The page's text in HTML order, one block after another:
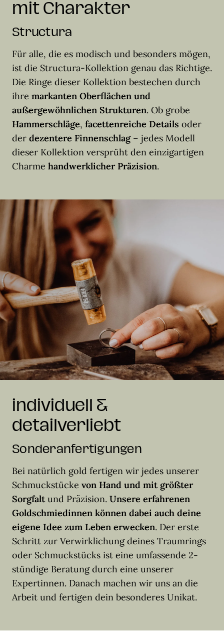
mit Charakter
Structura
Für alle, die es modisch und besonders mögen,
ist die Structura-Kollektion genau das Richtige.
Die Ringe dieser Kollektion bestechen durch
ihre markanten Oberflächen und
außergewöhnlichen Strukturen. Ob grobe
Hammerschläge, facettenreiche Details oder
der dezentere Finnenschlag– jedes Modell
dieser Kollektion versprüht den einzigartigen
Charme handwerklicher Präzision.
individuell &
detailverliebt
Sonderanfertigungen
Bei natürlich gold fertigen wir jedes unserer
Schmuckstücke von Hand und mit größter
Sorgfaltund Präzision. Unsere erfahrenen
Goldschmiedinnen können dabei auch deine
eigene Idee zum Leben erwecken. Der erste
Schritt zur Verwirklichung deines Traumrings
oder Schmuckstücks ist eine umfassende 2-
stündige Beratung durch eine unserer
Expertinnen. Danach machen wir uns an die
Arbeit und fertigen dein besonderes Unikat.